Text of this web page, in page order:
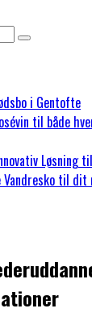
i Gentofte
til både
Løsning
Vandresko til